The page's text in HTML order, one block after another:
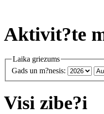
Aktivit?te
Laika griezums
Gads un m?nesis:
Visi zibe?i